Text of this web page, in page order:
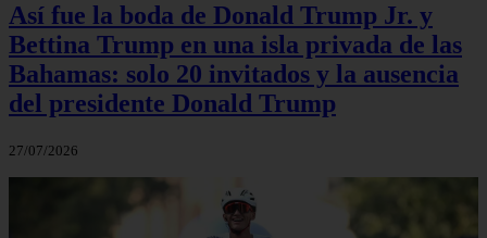
Así fue la boda de Donald Trump Jr. y
Bettina Trump en una isla privada de las
Bahamas: solo 20 invitados y la ausencia
del presidente Donald Trump
27/07/2026